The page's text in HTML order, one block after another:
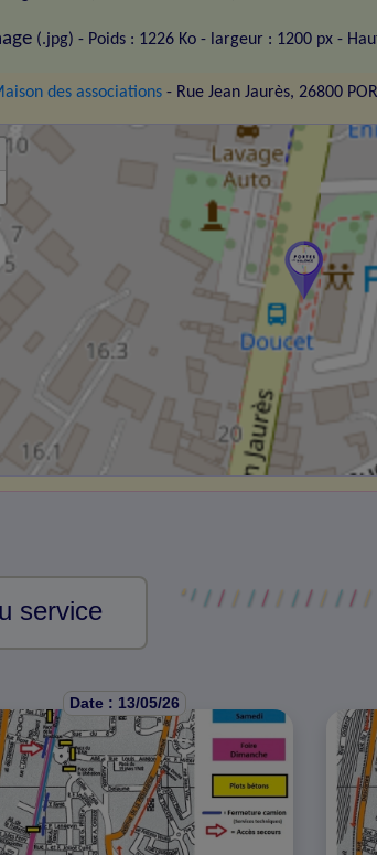
(.jpg) - Poids : 1226 Ko - largeur : 1200 px -
des associations - Rue Jean Jaurès, 26800
service
Date : 13/05/26